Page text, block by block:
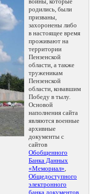
родились, были
призваны,
захоронены либо
в настоящее время
проживают на
территории
Пензенской
области, а также
труженикам
Пензенской
области, ковавшим
Победу в тылу.
Основой
наполнения сайта
являются военные
архивные
документы с
сайтов
Обобщенного
Банка Данных
«Мемориал»,
Общедоступного
электронного
банка документов